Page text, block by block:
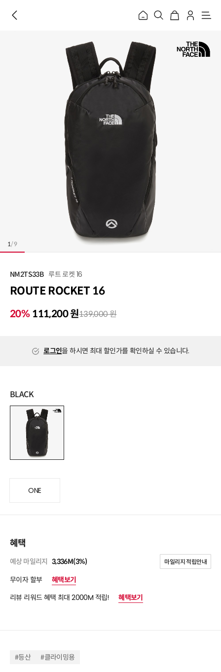
홈
메
1/9
NM2TS33B 루트 로켓 16
ROUTE ROCKET 16
20% 111,200 원139,000 원
로그인을 하시면 최대 할인가를 확인하실 수 있습니다.
BLACK
ONE
혜택
예상 마일리지 3,336M(3%) 마일리지 적립안내
무이자 할부
혜택보기
리뷰 리워드 혜택 최대 2000M 적립!
혜택보기
#등산 #클라이밍용